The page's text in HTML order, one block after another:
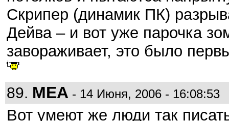
Скрипер (динамик ПК)
Дейва – и вот уже парочка
завораживает, это было
89. MEA - 14 Июня, 2006 - 16:08:53
Вот умеют же люди так